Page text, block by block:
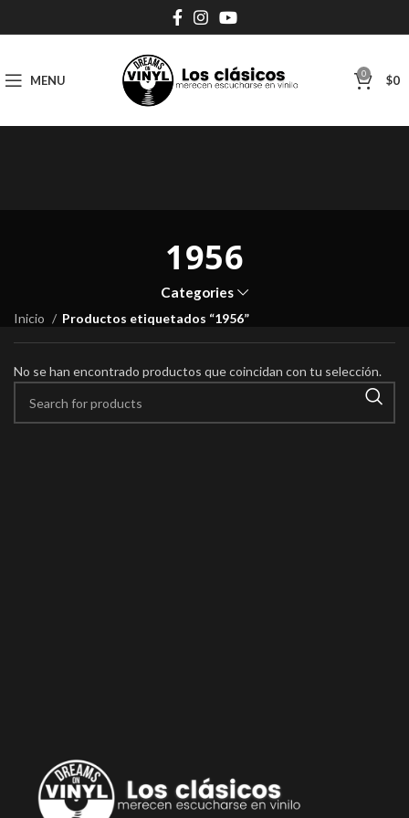
MENU 0 $0
1956
Categories
Inicio Productos etiquetados “1956”
No se han encontrado productos que coincidan con tu selección.